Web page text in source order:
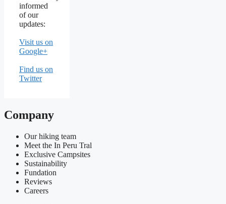
informed
of our
updates:
Visit us on
Google+
Find us on
Twitter
Company
Our hiking team
Meet the In Peru Tral
Exclusive Campsites
Sustainability
Fundation
Reviews
Careers